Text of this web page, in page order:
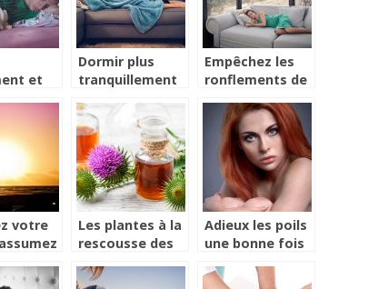
et
Dormir plus
tranquillement
astuces
Empêchez les
ronflements de
proches en
lisant cet article
votre
Les plantes à la
rescousse des
quotidien
Adieux les poils
une bonne fois